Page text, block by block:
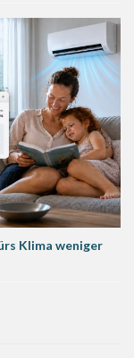
Klima weniger